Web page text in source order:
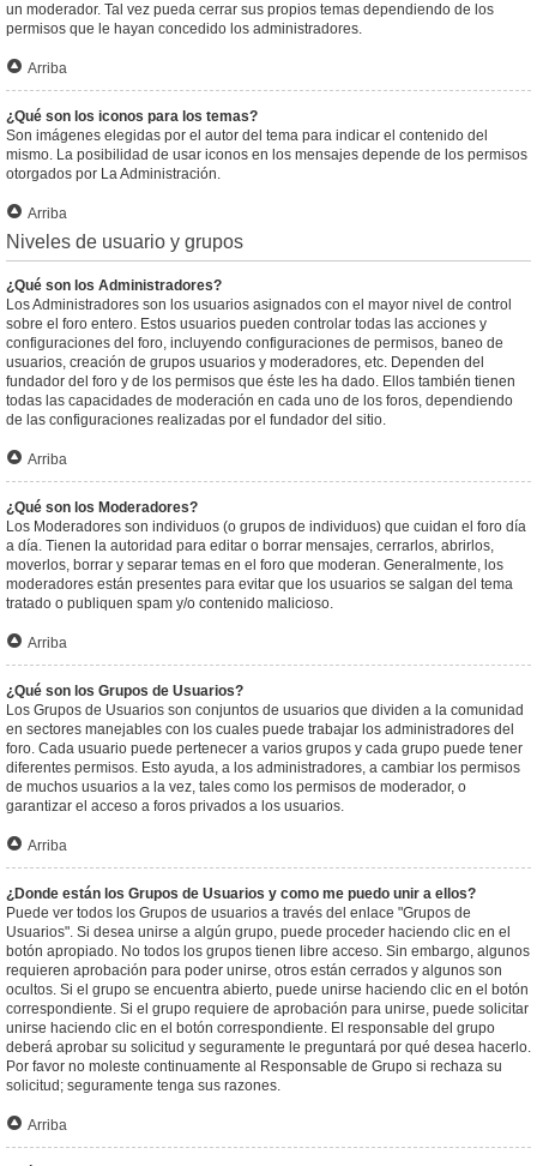
un moderador. Tal vez pueda cerrar sus propios temas dependiendo de los
permisos que le hayan concedido los administradores.
Arriba
¿Qué son los iconos para los temas?
Son imágenes elegidas por el autor del tema para indicar el contenido del
mismo. La posibilidad de usar iconos en los mensajes depende de los permisos
otorgados por La Administración.
Arriba
Niveles de usuario y grupos
¿Qué son los Administradores?
Los Administradores son los usuarios asignados con el mayor nivel de control
sobre el foro entero. Estos usuarios pueden controlar todas las acciones y
configuraciones del foro, incluyendo configuraciones de permisos, baneo de
usuarios, creación de grupos usuarios y moderadores, etc. Dependen del
fundador del foro y de los permisos que éste les ha dado. Ellos también tienen
todas las capacidades de moderación en cada uno de los foros, dependiendo
de las configuraciones realizadas por el fundador del sitio.
Arriba
¿Qué son los Moderadores?
Los Moderadores son individuos (o grupos de individuos) que cuidan el foro día
a día. Tienen la autoridad para editar o borrar mensajes, cerrarlos, abrirlos,
moverlos, borrar y separar temas en el foro que moderan. Generalmente, los
moderadores están presentes para evitar que los usuarios se salgan del tema
tratado o publiquen spam y/o contenido malicioso.
Arriba
¿Qué son los Grupos de Usuarios?
Los Grupos de Usuarios son conjuntos de usuarios que dividen a la comunidad
en sectores manejables con los cuales puede trabajar los administradores del
foro. Cada usuario puede pertenecer a varios grupos y cada grupo puede tener
diferentes permisos. Esto ayuda, a los administradores, a cambiar los permisos
de muchos usuarios a la vez, tales como los permisos de moderador, o
garantizar el acceso a foros privados a los usuarios.
Arriba
¿Donde están los Grupos de Usuarios y como me puedo unir a ellos?
Puede ver todos los Grupos de usuarios a través del enlace "Grupos de
Usuarios". Si desea unirse a algún grupo, puede proceder haciendo clic en el
botón apropiado. No todos los grupos tienen libre acceso. Sin embargo, algunos
requieren aprobación para poder unirse, otros están cerrados y algunos son
ocultos. Si el grupo se encuentra abierto, puede unirse haciendo clic en el botón
correspondiente. Si el grupo requiere de aprobación para unirse, puede solicitar
unirse haciendo clic en el botón correspondiente. El responsable del grupo
deberá aprobar su solicitud y seguramente le preguntará por qué desea hacerlo.
Por favor no moleste continuamente al Responsable de Grupo si rechaza su
solicitud; seguramente tenga sus razones.
Arriba